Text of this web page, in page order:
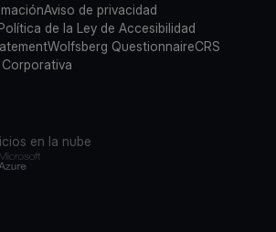
Aviso de privacidad
de la Ley de Accesibilidad
Wolfsberg QuestionnaireCRS
en la nube